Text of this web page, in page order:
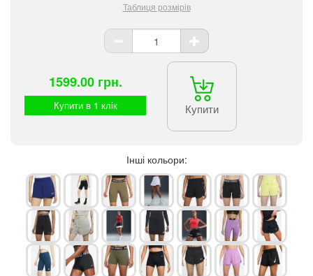
Таблиця розмірів
1599.00 грн.
Купити в 1 клік Купити
Інші кольори: